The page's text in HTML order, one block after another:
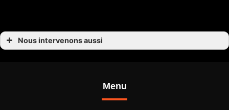
Nous intervenons aussi
Revêtement mural Bouillé-Ménard
Revêtement mural en Maine et Loire 49
Menu